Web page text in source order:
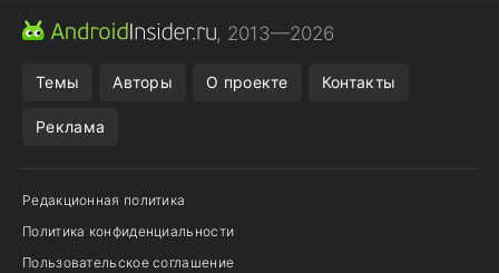
МЕССЕНДЖЕРЫ ONE UI 8.5
, 2013—2026
Темы Авторы О проекте Контакты
Реклама
Редакционная политика
Политика конфиденциальности
Пользовательское соглашение